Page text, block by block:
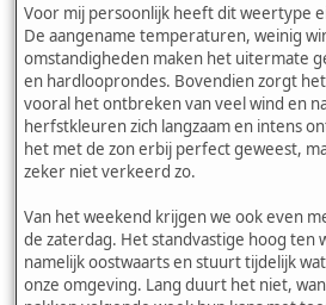
Voor mij persoonlijk heeft dit weertype
De aangename temperaturen, weinig
omstandigheden maken het uitermate
en hardlooprondes. Bovendien zorgt
vooral het ontbreken van veel wind en
herfstkleuren zich langzaam en intens
het met de zon erbij perfect geweest,
zeker niet verkeerd zo.
Van het weekend krijgen we ook even
de zaterdag. Het standvastige hoog ten
namelijk oostwaarts en stuurt tijdelijk
onze omgeving. Lang duurt het niet,